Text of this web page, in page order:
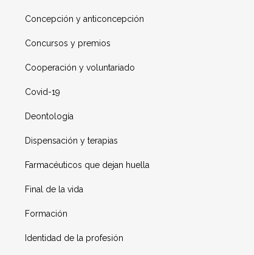
Concepción y anticoncepción
Concursos y premios
Cooperación y voluntariado
Covid-19
Deontología
Dispensación y terapias
Farmacéuticos que dejan huella
Final de la vida
Formación
Identidad de la profesión